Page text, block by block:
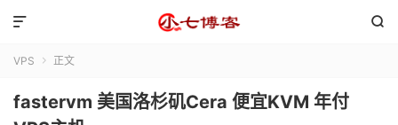


VPS  正文
fastervm 美国洛杉矶Cera 便宜KVM 年付